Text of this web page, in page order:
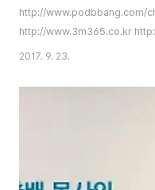
http://www.podbbang.com/
http://www.3m365.co.kr
http://www.podbbang.com/
2017. 9. 23.